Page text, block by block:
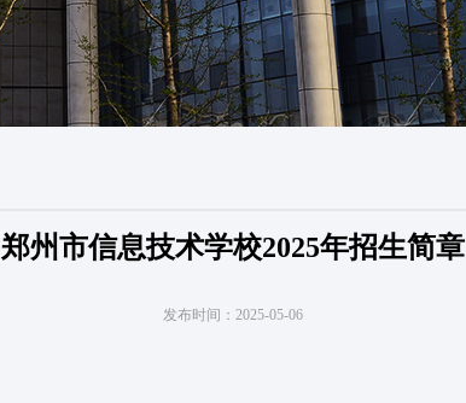
郑州市信息技术学校2025年招生简章
发布时间： 2025-05-06